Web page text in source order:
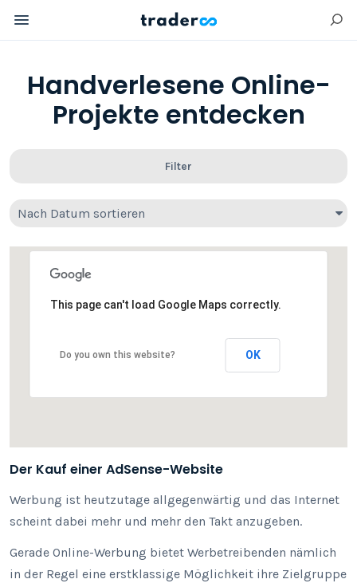
Handverlesene Online-
Projekte entdecken
Filter
Nach Datum sortieren
This page can't load Google Maps correctly.
Do you own this website? OK
Der Kauf einer AdSense-Website
Werbung ist heutzutage allgegenwärtig und das Internet
scheint dabei mehr und mehr den Takt anzugeben.
Gerade Online-Werbung bietet Werbetreibenden nämlich
in der Regel eine erstklassige Möglichkeit ihre Zielgruppe